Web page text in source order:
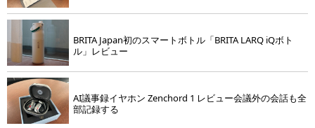
BRITA Japan初のスマートボトル「BRITA LARQ iQボト
ル」レビュー
AI議事録イヤホン Zenchord 1 レビュー会議外の会話も全
部記録する